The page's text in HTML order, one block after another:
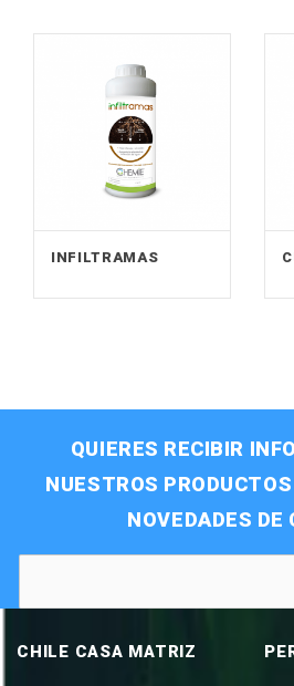
INFILTRAMAS
QUIERES RECIBIR
NUESTROS
NOVEDADES DE
CHILE CASA MATRIZ